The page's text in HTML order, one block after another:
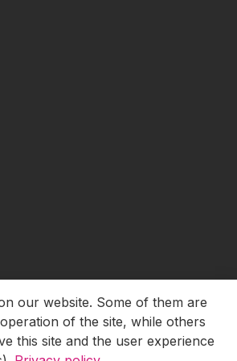
01122, Vilnius
our website. Some of them are
of the site, while others
this site and the user experience